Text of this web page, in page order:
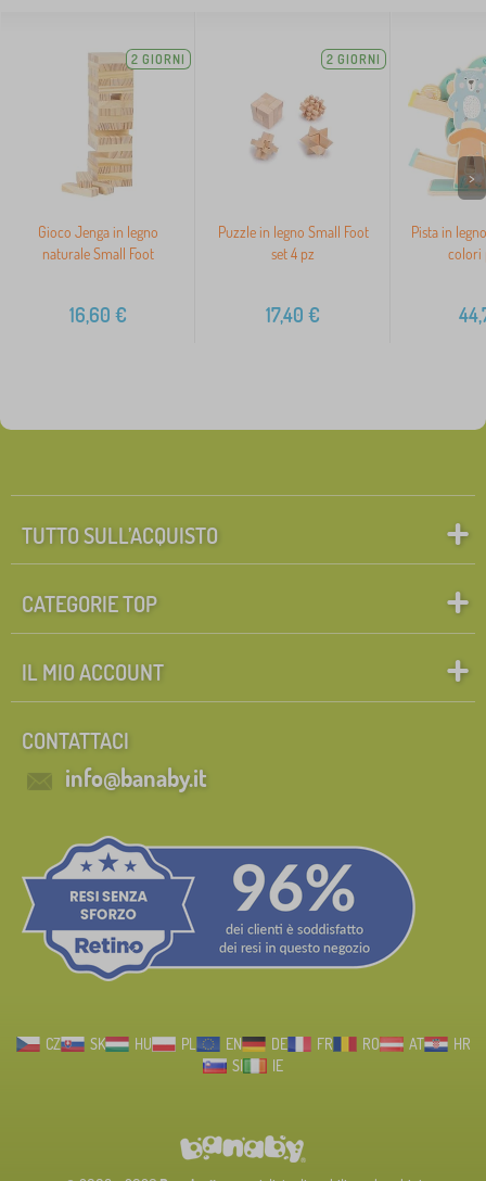
2 GIORNI
Gioco Jenga in legno
naturale Small Foot
16,60 €
2 GIORNI
Puzzle in legno Small Foot
set 4 pz
17,40 €
Pista in
colori
>
TUTTO SULL’ACQUISTO
CATEGORIE TOP
IL MIO ACCOUNT
CONTATTACI
info@banaby.it
CZ SK HU PL EN DE FR RO AT
HR
SI
IE